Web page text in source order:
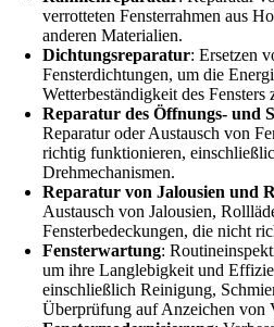
verrotteten Fensterrahmen aus
anderen Materialien.
Dichtungsreparatur: Ersetzen
Fensterdichtungen, um die
Wetterbeständigkeit des Fensters
Reparatur des Öffnungs- und
Reparatur oder Austausch von
richtig funktionieren,
Drehmechanismen.
Reparatur von Jalousien und
Austausch von Jalousien,
Fensterbedeckungen, die nicht
Fensterwartung:
um ihre Langlebigkeit und
einschließlich Reinigung,
Überprüfung auf Anzeichen von